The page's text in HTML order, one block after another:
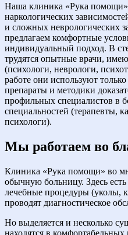
Наша клиника «Рука помощи»
наркологических
и сложных неврологических
предлагаем комфортные
индивидуальный подход. В
трудятся опытные врачи,
(психологи, неврологи,
работе они используют
препараты и методики
профильных специалистов в
специальностей (терапевты,
психологи).
Мы работаем во
Клиника «Рука помощи» во
обычную больницу. Здесь
лечебные процедуры (уколы,
проводят диагностическое
Но выделяется и несколько
находятся в